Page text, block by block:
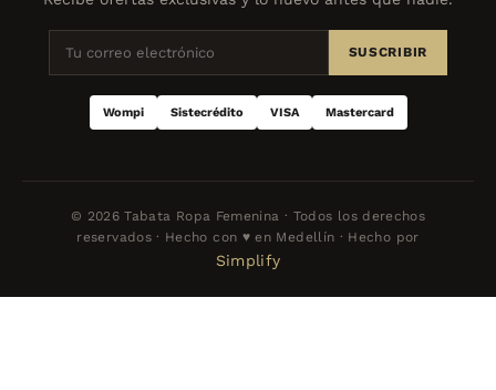
SUSCRIBIR
Wompi Sistecrédito VISA Mastercard
© 2026 Tabata Ropa Femenina · Todos los derechos
reservados · Hecho con ♥ en Medellín · Hecho por
Simplify